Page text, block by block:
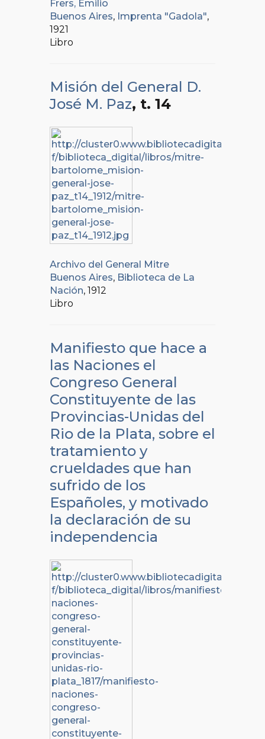
Frers, Emilio
Buenos Aires, Imprenta "Gadola",
1921
Libro
Misión del General D.
José M. Paz, t. 14
Archivo del General Mitre
Buenos Aires, Biblioteca de La
Nación, 1912
Libro
Manifiesto que hace a
las Naciones el
Congreso General
Constituyente de las
Provincias-Unidas del
Rio de la Plata, sobre el
tratamiento y
crueldades que han
sufrido de los
Españoles, y motivado
la declaración de su
independencia